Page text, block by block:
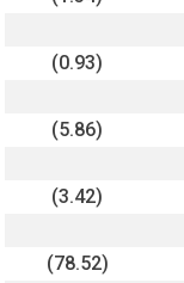
(0.93)
(5.86)
(3.42)
(78.52)